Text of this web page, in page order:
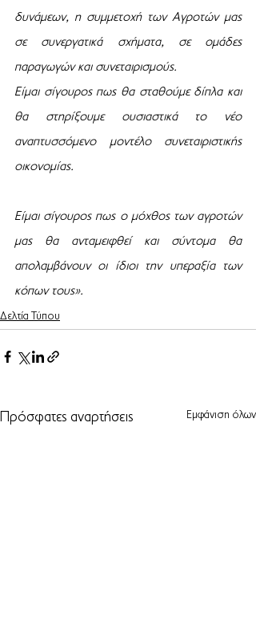
δυνάμεων, η συμμετοχή των Αγροτών μας
σε συνεργατικά σχήματα, σε ομάδες
παραγωγών και συνεταιρισμούς.
Είμαι σίγουρος πως θα σταθούμε δίπλα και
θα στηρίξουμε ουσιαστικά το νέο
αναπτυσσόμενο μοντέλο συνεταιριστικής
οικονομίας.
Είμαι σίγουρος πως ο μόχθος των αγροτών
μας θα ανταμειφθεί και σύντομα θα
απολαμβάνουν οι ίδιοι την υπεραξία των
κόπων τους».
Δελτία Τύπου
Πρόσφατες αναρτήσεις Εμφάνιση όλων